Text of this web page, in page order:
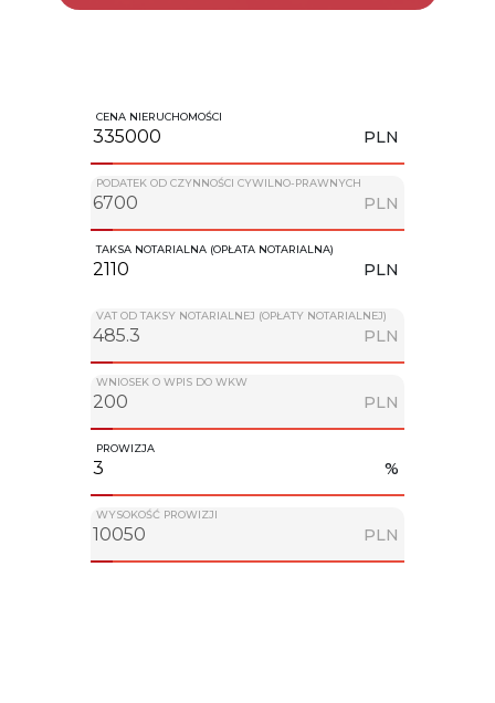
CENA NIERUCHOMOŚCI
PLN
PODATEK OD CZYNNOŚCI CYWILNO-PRAWNYCH
PLN
TAKSA NOTARIALNA (OPŁATA NOTARIALNA)
PLN
VAT OD TAKSY NOTARIALNEJ (OPŁATY NOTARIALNEJ)
PLN
WNIOSEK O WPIS DO WKW
PLN
PROWIZJA
%
WYSOKOŚĆ PROWIZJI
PLN